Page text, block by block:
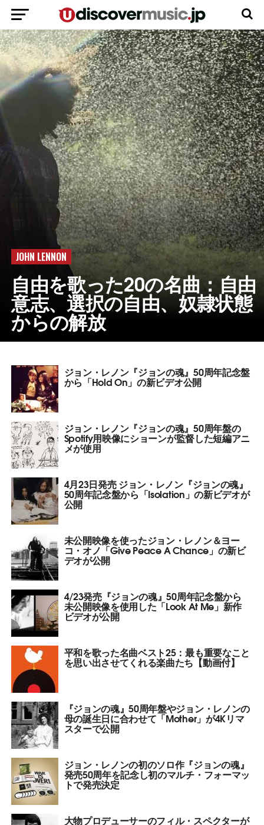
JOHN LENNON
自由を歌った20の名曲：自由
意志、選択の自由、奴隷状態
からの解放
ジョン・レノン『ジョンの魂』50周年記念盤
から「Hold On」の新ビデオ公開
ジョン・レノン『ジョンの魂』50周年盤の
Spotify用映像にショーンが監督した短編アニ
メが使用
4月23日発売 ジョン・レノン『ジョンの魂』
50周年記念盤から「Isolation」の新ビデオが
公開
未公開映像を使ったジョン・レノン＆ヨー
コ・オノ「Give Peace A Chance」の新ビ
デオが公開
4/23発売『ジョンの魂』50周年記念盤から
未公開映像を使用した「Look At Me」新作
ビデオが公開
平和を歌った名曲ベスト25：最も重要なこと
を思い出させてくれる楽曲たち【動画付】
『ジョンの魂』50周年盤やジョン・レノンの
母の誕生日に合わせて「Mother」が4Kリマ
スターで公開
ジョン・レノンの初のソロ作『ジョンの魂』
発売50周年を記念し初のマルチ・フォーマッ
トで発売決定
大物プロデューサーのフィル・スペクターが